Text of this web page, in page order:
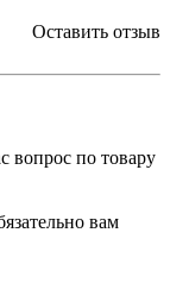
Оставить отзыв
вопрос по товару
вам